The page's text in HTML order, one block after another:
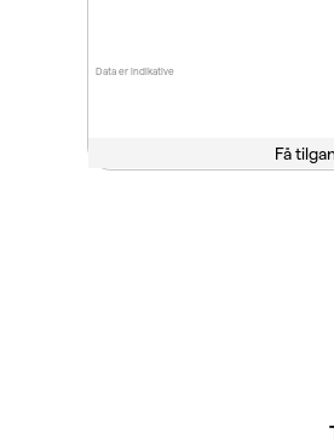
Data er indikative
Få